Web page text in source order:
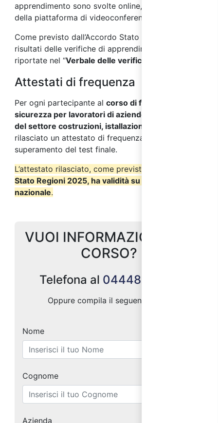
apprendimento sono svolte online, per mezzo
della piattaforma di videoconferenza.
Come previsto dall’Accordo Stato Regioni 2025, i
risultati delle verifiche di apprendimento saranno
riportate nel “Verbale delle verifiche finali
Attestati di frequenza
Per ogni partecipante al corso di formazione sulla
sicurezza per lavoratori di aziende a rischio alto
del settore costruzioni, istallazione impianti
rilasciato un attestato di frequenza a seguito del
superamento del test finale.
L’attestato rilasciato, come previsto dall’
Stato Regioni 2025, ha validità su tutto il territorio
nazionale.
VUOI INFORMAZIONI SUL
CORSO?
Telefona al 0444887004
Oppure compila il seguente form:
Nome
Cognome
Azienda